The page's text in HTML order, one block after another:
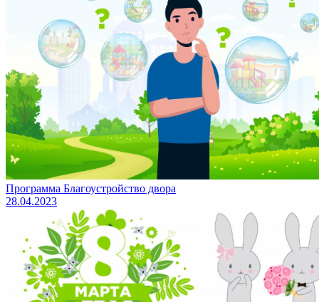
Программа Благоустройство двора
28.04.2023